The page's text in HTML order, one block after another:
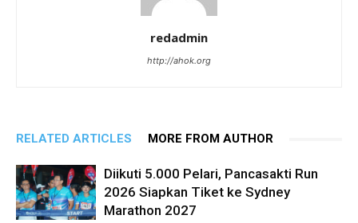
redadmin
http://ahok.org
RELATED ARTICLES MORE FROM AUTHOR
Diikuti 5.000 Pelari, Pancasakti Run
2026 Siapkan Tiket ke Sydney
Marathon 2027